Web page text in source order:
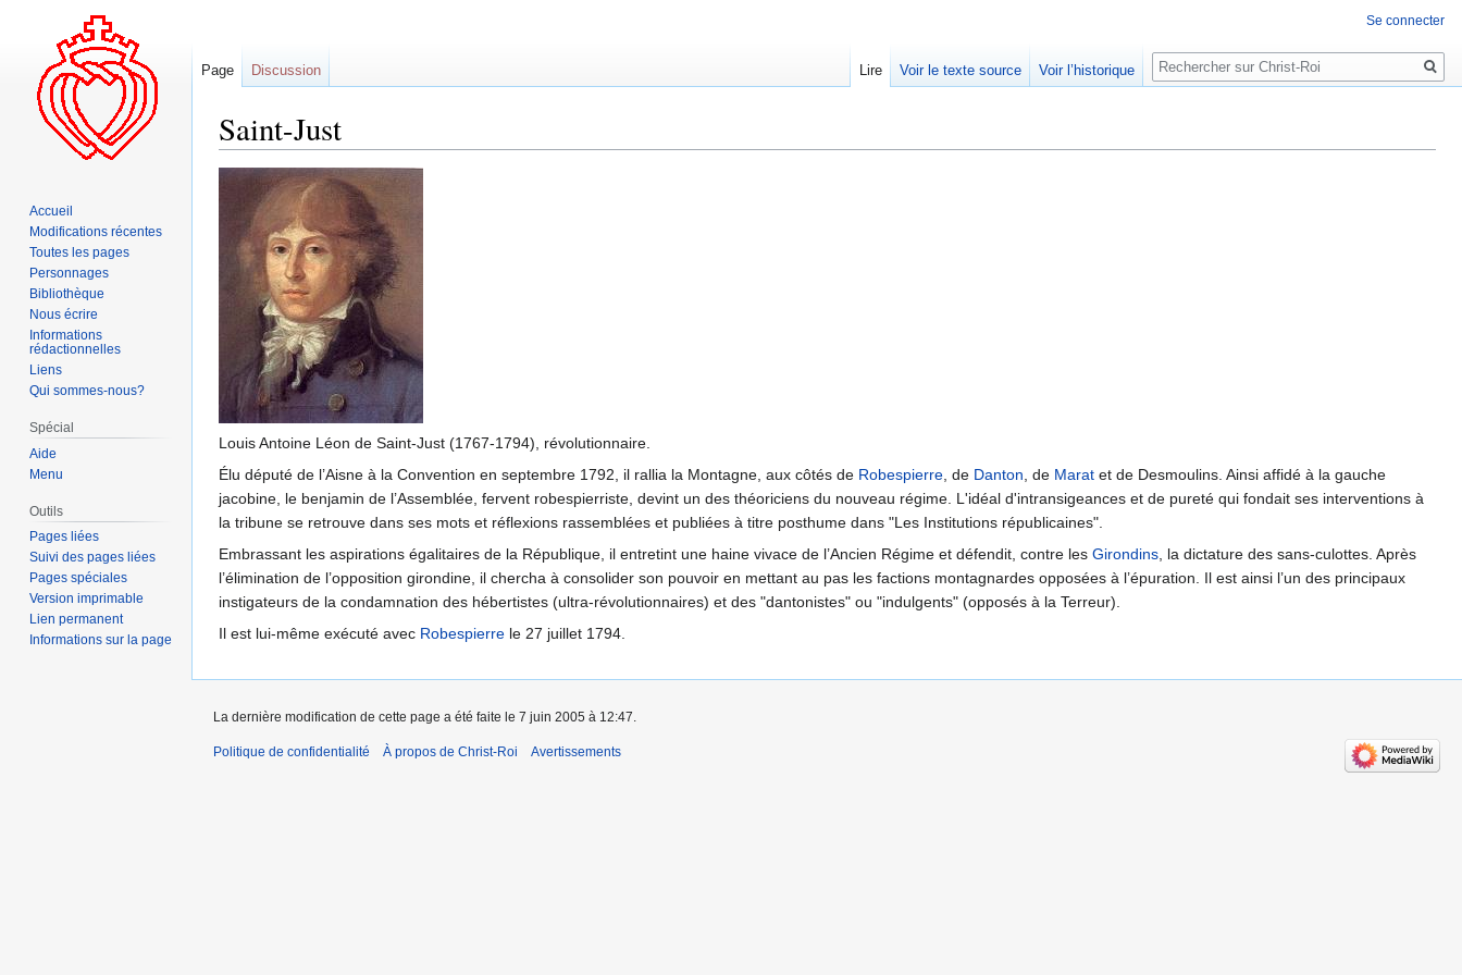
Saint-Just
Aller
navigation
Aller
recherche
Louis Antoine Léon de Saint-Just (1767-1794), révolutionnaire.
Élu député de l’Aisne à la Convention en septembre 1792, il rallia la Montagne, aux côtés de Robespierre, de Danton, de Marat et de Desmoulins. Ainsi affidé à la gauche
jacobine, le benjamin de l’Assemblée, fervent robespierriste, devint un des théoriciens du nouveau régime. L'idéal d'intransigeances et de pureté qui fondait ses interventions à
la tribune se retrouve dans ses mots et réflexions rassemblées et publiées à titre posthume dans "Les Institutions républicaines".
Embrassant les aspirations égalitaires de la République, il entretint une haine vivace de l’Ancien Régime et défendit, contre les Girondins, la dictature des sans-culottes. Après
l’élimination de l’opposition girondine, il chercha à consolider son pouvoir en mettant au pas les factions montagnardes opposées à l’épuration. Il est ainsi l’un des principaux
instigateurs de la condamnation des hébertistes (ultra-révolutionnaires) et des "dantonistes" ou "indulgents" (opposés à la Terreur).
Il est lui-même exécuté avec Robespierre le 27 juillet 1794.
Se connecter
Page Discussion Lire Voir le texte source Voir l’historique
Rechercher
Accueil
Modifications récentes
Toutes les pages
Personnages
Bibliothèque
Nous écrire
Informations
rédactionnelles
Liens
Qui sommes-nous?
Spécial
Aide
Menu
Outils
Pages liées
Suivi des pages liées
Pages spéciales
Version imprimable
Lien permanent
Informations sur la page
La dernière modification de cette page a été faite le 7 juin 2005 à 12:47.
Politique de confidentialité À propos de Christ-Roi Avertissements